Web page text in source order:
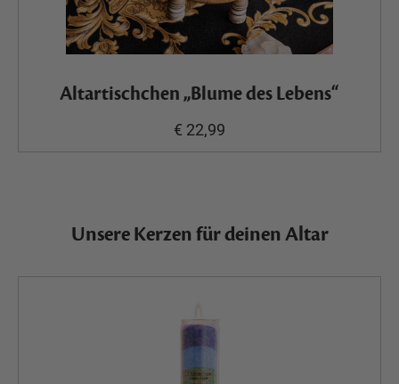
Altartischchen „Blume des Lebens“
€ 22,99
Unsere Kerzen für deinen Altar